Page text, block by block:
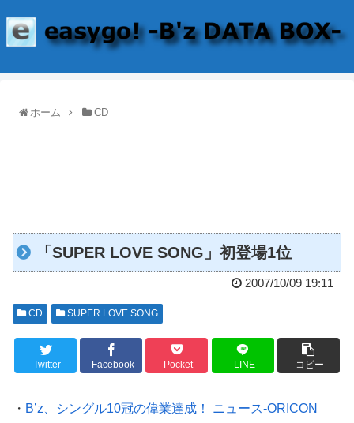
ホーム CD
「SUPER LOVE SONG」初登場1位
2007/10/09 19:11
CD SUPER LOVE SONG
Twitter Facebook Pocket LINE コピー
・ B’z、シングル10冠の偉業達成！ ニュース-ORICON